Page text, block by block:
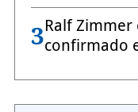
3Ralf
confirmado